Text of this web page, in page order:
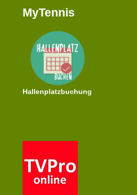
MyTennis
Hallenplatzbuchung